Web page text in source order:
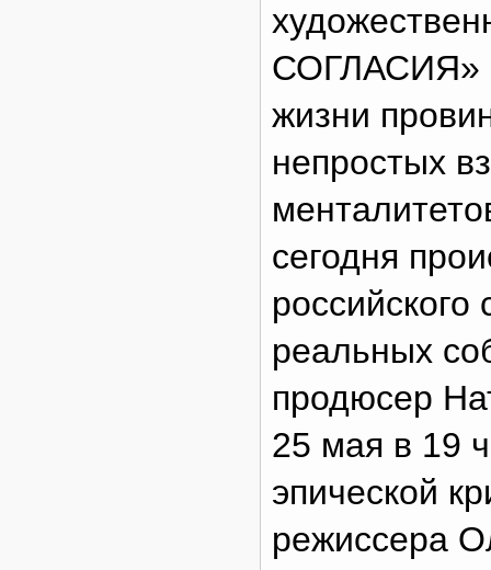
СОГЛАСИЯ»
жизни
непростых
сегодня
реальных
продюсер
25 мая в 19
эпической
режиссера